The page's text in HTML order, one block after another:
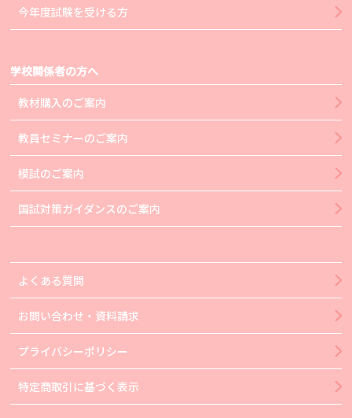
今年度試験を受ける方
学校関係者の方へ
教材購入のご案内
教員セミナーのご案内
模試のご案内
国試対策ガイダンスのご案内
よくある質問
お問い合わせ・資料請求
プライバシーポリシー
特定商取引に基づく表示